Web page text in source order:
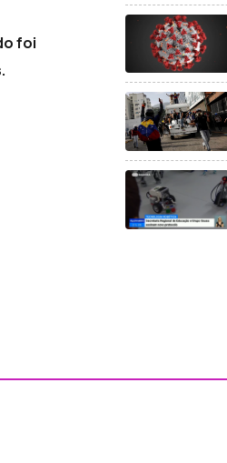
foi
ao Facebook da
ao Instagram